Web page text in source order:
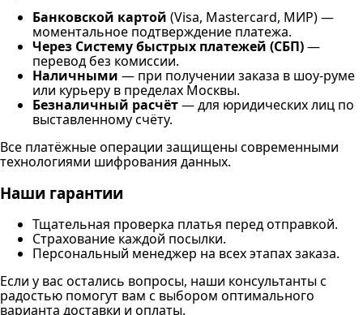
Банковской картой (Visa, Mastercard, МИР) —
моментальное подтверждение платежа.
Через Систему быстрых платежей (СБП)—
перевод без комиссии.
Наличными — при получении заказа в шоу-руме
или курьеру в пределах Москвы.
Безналичный расчёт— для юридических лиц по
выставленному счёту.
Все платёжные операции защищены современными
технологиями шифрования данных.
Наши гарантии
Тщательная проверка платья перед отправкой.
Страхование каждой посылки.
Персональный менеджер на всех этапах заказа.
Если у вас остались вопросы, наши консультанты с
радостью помогут вам с выбором оптимального
варианта доставки и оплаты.